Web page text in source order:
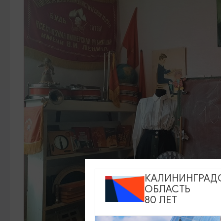
ОБЛАСТЬ
80 ЛЕТ